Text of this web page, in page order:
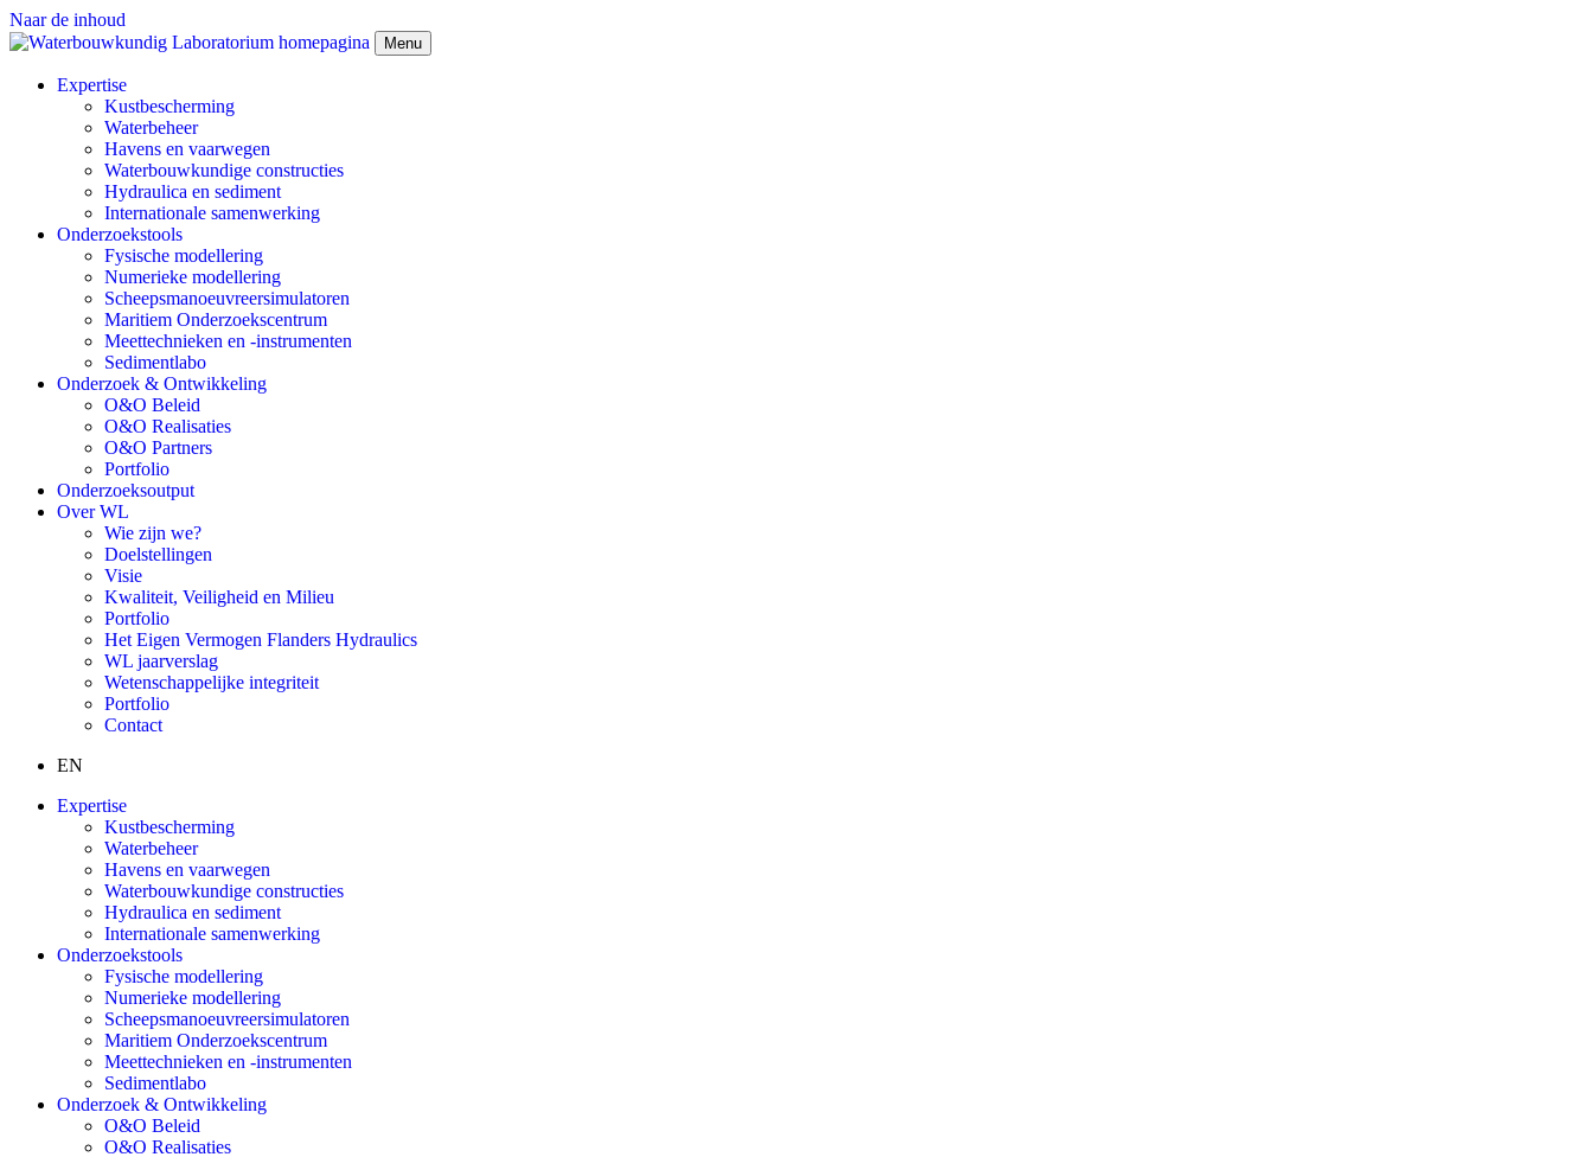
Naar de inhoud
Menu
Expertise
Kustbescherming
Waterbeheer
Havens en vaarwegen
Waterbouwkundige constructies
Hydraulica en sediment
Internationale samenwerking
Onderzoekstools
Fysische modellering
Numerieke modellering
Scheepsmanoeuvreersimulatoren
Maritiem Onderzoekscentrum
Meettechnieken en -instrumenten
Sedimentlabo
Onderzoek & Ontwikkeling
O&O Beleid
O&O Realisaties
O&O Partners
Portfolio
Onderzoeksoutput
Over WL
Wie zijn we?
Doelstellingen
Visie
Kwaliteit, Veiligheid en Milieu
Portfolio
Het Eigen Vermogen Flanders Hydraulics
WL jaarverslag
Wetenschappelijke integriteit
Portfolio
Contact
EN
Expertise
Kustbescherming
Waterbeheer
Havens en vaarwegen
Waterbouwkundige constructies
Hydraulica en sediment
Internationale samenwerking
Onderzoekstools
Fysische modellering
Numerieke modellering
Scheepsmanoeuvreersimulatoren
Maritiem Onderzoekscentrum
Meettechnieken en -instrumenten
Sedimentlabo
Onderzoek & Ontwikkeling
O&O Beleid
O&O Realisaties